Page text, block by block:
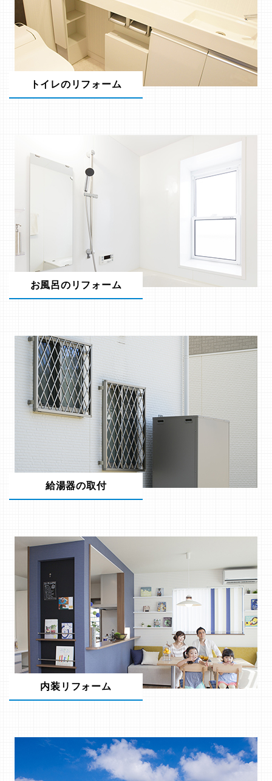
トイレのリフォーム
お風呂のリフォーム
給湯器の取付
内装リフォーム